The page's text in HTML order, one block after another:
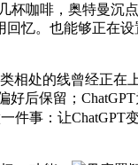
咖啡，奥特曼
忆。也能够正在
处的线曾经正在
好后保留；
件事：让